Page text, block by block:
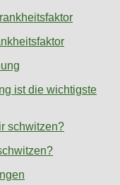
ist die wichtigste